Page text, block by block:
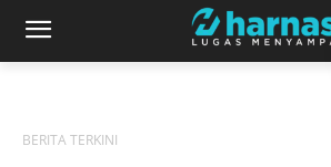
BERITA TERKINI